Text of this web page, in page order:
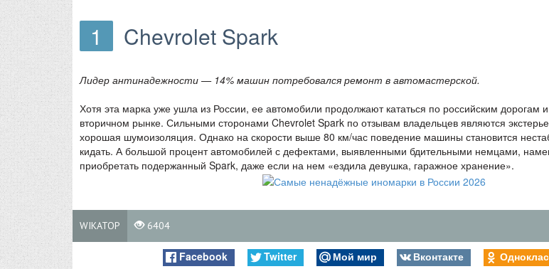
1 Chevrolet Spark
Лидер антинадежности — 14% машин потребовался ремонт в автомастерской.
Хотя эта марка уже ушла из России, ее автомобили продолжают кататься по российским дорогам
вторичном рынке. Сильными сторонами Chevrolet Spark по отзывам владельцев являются
хорошая шумоизоляция. Однако на скорости выше 80 км/час поведение машины становится
кидать. А большой процент автомобилей с дефектами, выявленными бдительными немцами,
приобретать подержанный Spark, даже если на нем «ездила девушка, гаражное хранение».
WIKATOP 6404
Facebook Twitter Мой мир Вконтакте